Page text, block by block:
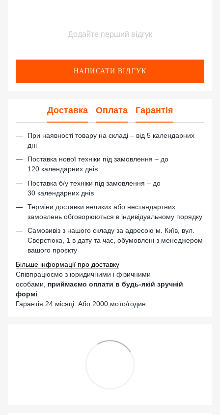
Додайте перший відгук
НАПИСАТИ ВІДГУК
Доставка Оплата Гарантія
При наявності товару на складі – від 5 календарних
дні
Поставка нової техніки під замовлення – до
120 календарних днів
Поставка б/у техніки під замовлення – до
30 календарних днів
Терміни доставки великих або нестандартних
замовлень обговорюються в індивідуальному порядку
Самовивіз з нашого складу за адресою м. Київ, вул.
Сверстюка, 1 в дату та час, обумовлені з менеджером
вашого проєкту
Більше інформації про доставку
Співпрацюємо з юридичними і фізичними
особами,
приймаємо оплати в будь-якій зручній
формі
Гарантія 24 місяці. Або 2000 мото/годин.